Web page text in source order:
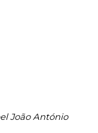
João António